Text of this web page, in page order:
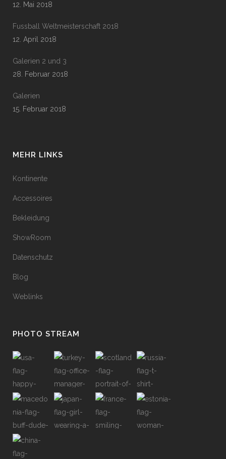
12. Mai 2018
Fussball Weltmeisterschaft 2018
12. April 2018
Galerien 2 und 3
28. Februar 2018
Galerien
15. Februar 2018
MEHR LINKS
Kontinente
Accessoires
Bekleidung
ShowRoom
Datenschutz
Blog
Weblinks
PHOTO STREAM